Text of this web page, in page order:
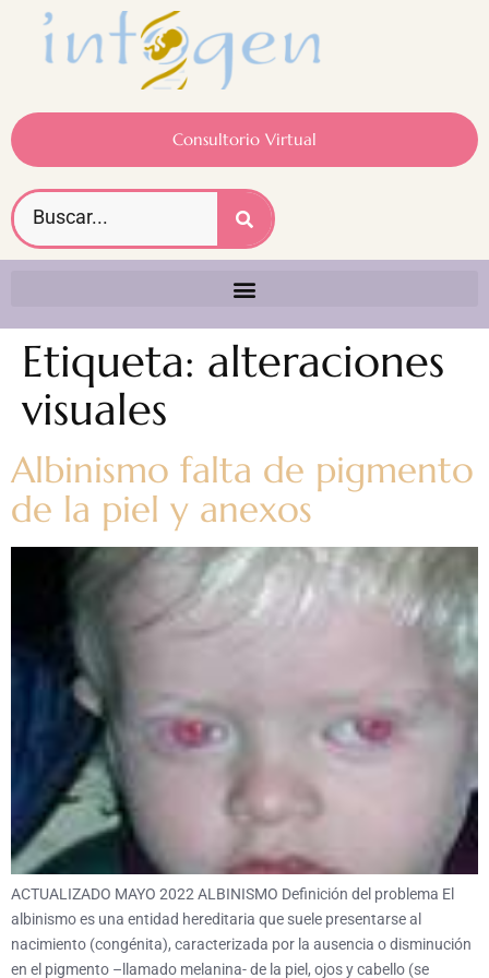
Consultorio Virtual
Etiqueta: alteraciones
visuales
Albinismo falta de pigmento
de la piel y anexos
ACTUALIZADO MAYO 2022 ALBINISMO Definición del problema El
albinismo es una entidad hereditaria que suele presentarse al
nacimiento (congénita), caracterizada por la ausencia o disminución
en el pigmento –llamado melanina- de la piel, ojos y cabello (se